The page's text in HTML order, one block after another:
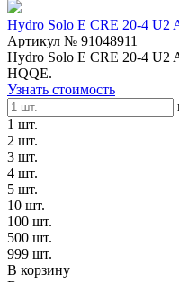
Hydro Solo E CRE 20-4 U2
Артикул № 91048911
Hydro Solo E CRE 20-4 U2
HQQE.
Узнать стоимость
1 шт.
2 шт.
3 шт.
4 шт.
5 шт.
10 шт.
100 шт.
500 шт.
999 шт.
В корзину